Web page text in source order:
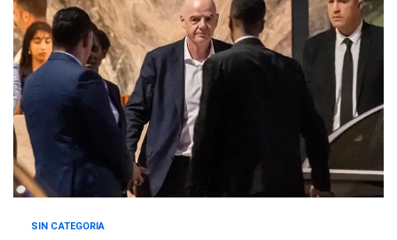
5
Concejo Municipal de
Mariño respalda a Cámara
de Comercio para reforma
de Ley de Puerto Libre
SIN CATEGORIA